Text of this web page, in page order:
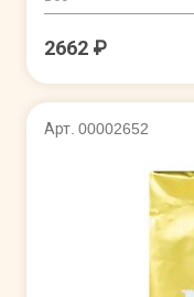
2662 ₽
Арт. 00002652